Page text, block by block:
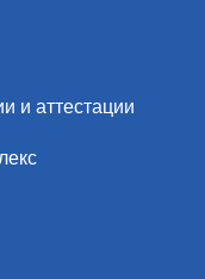
и аттестации